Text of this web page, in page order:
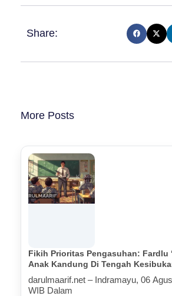
Share:
More Posts
Fikih Prioritas Pengasuhan: Fardlu
Anak Kandung Di Tengah
darulmaarif.net – Indramayu, 06
WIB Dalam